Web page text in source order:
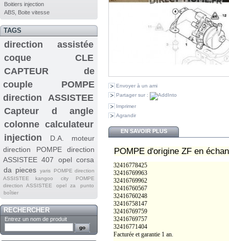
Boitiers injection
ABS, Boite vitesse
TAGS
direction assistée
coque CLE
CAPTEUR de
couple
POMPE
direction ASSISTEE
Capteur d angle
colonne calculateur
injection
D.A.
moteur
direction
POMPE direction
ASSISTEE 407
opel corsa
da pieces yaris
POMPE direction
ASSISTEE kangoo
city
POMPE
direction ASSISTEE opel za
punto
boîtier
RECHERCHER
Entrez un nom de produit
Envoyer à un ami
Partager sur :
Imprimer
Agrandir
EN SAVOIR PLUS
POMPE d'origine ZF en
32416778425
32416769963
32416769962
32416760567
32416760248
32416758147
32416769759
32416769757
32416771404
Facturée et garantie 1 an.